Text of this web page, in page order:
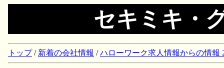
セキミキ・
トップ/ 新着の会社情報 /ハローワーク求人情報からの情報